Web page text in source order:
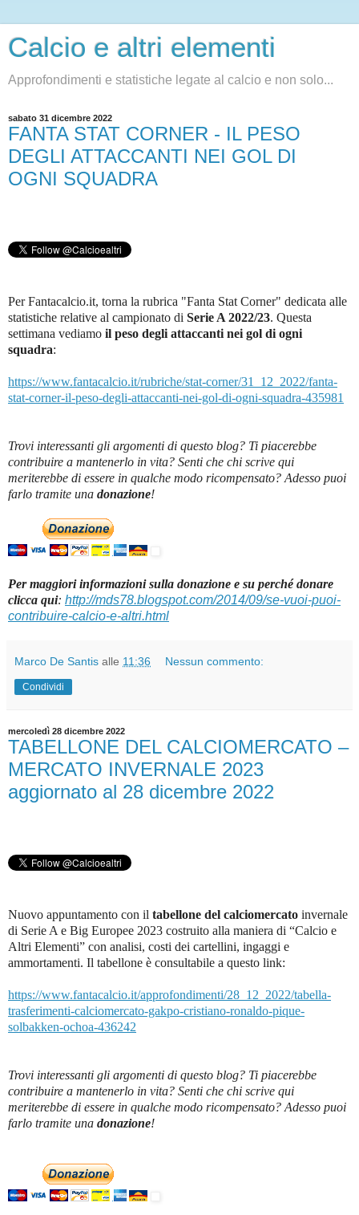
Calcio e altri elementi
Approfondimenti e statistiche legate al calcio e non solo...
sabato 31 dicembre 2022
FANTA STAT CORNER - IL PESO
DEGLI ATTACCANTI NEI GOL DI
OGNI SQUADRA
Per Fantacalcio.it, torna la rubrica "Fanta Stat Corner" dedicata alle
statistiche relative al campionato di Serie A 2022/23. Questa
settimana vediamo il peso degli attaccanti nei gol di ogni
squadra:
https://www.fantacalcio.it/rubriche/stat-corner/31_12_2022/fanta-
stat-corner-il-peso-degli-attaccanti-nei-gol-di-ogni-squadra-435981
Trovi interessanti gli argomenti di questo blog? Ti piacerebbe
contribuire a mantenerlo in vita? Senti che chi scrive qui
meriterebbe di essere in qualche modo ricompensato? Adesso puoi
farlo tramite una donazione!
Per maggiori informazioni sulla donazione e su perché donare
clicca qui: http://mds78.blogspot.com/2014/09/se-vuoi-puoi-
contribuire-calcio-e-altri.html
Marco De Santis alle 11:36 Nessun commento:
Condividi
mercoledì 28 dicembre 2022
TABELLONE DEL CALCIOMERCATO –
MERCATO INVERNALE 2023
aggiornato al 28 dicembre 2022
Nuovo appuntamento con il tabellone del calciomercato invernale
di Serie A e Big Europee 2023 costruito alla maniera di “Calcio e
Altri Elementi” con analisi, costi dei cartellini, ingaggi e
ammortamenti. Il tabellone è consultabile a questo link:
https://www.fantacalcio.it/approfondimenti/28_12_2022/tabella-
trasferimenti-calciomercato-gakpo-cristiano-ronaldo-pique-
solbakken-ochoa-436242
Trovi interessanti gli argomenti di questo blog? Ti piacerebbe
contribuire a mantenerlo in vita? Senti che chi scrive qui
meriterebbe di essere in qualche modo ricompensato? Adesso puoi
farlo tramite una donazione!